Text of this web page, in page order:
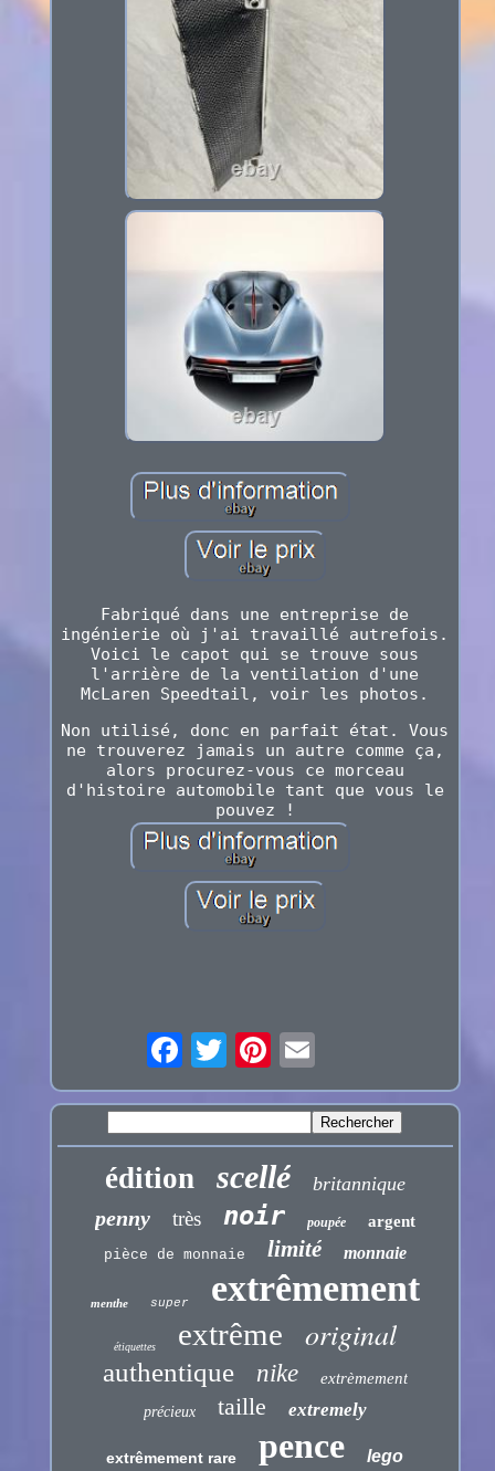
Fabriqué dans une entreprise de
ingénierie où j'ai travaillé autrefois.
Voici le capot qui se trouve sous
l'arrière de la ventilation d'une
McLaren Speedtail, voir les photos.
Non utilisé, donc en parfait état. Vous
ne trouverez jamais un autre comme ça,
alors procurez-vous ce morceau
d'histoire automobile tant que vous le
pouvez !
édition scellé britannique
penny très noir poupée argent
pièce de monnaie limité monnaie
menthe super extrêmement
étiquettes extrême original
authentique nike extrèmement
précieux taille extremely
extrêmement rare pence lego